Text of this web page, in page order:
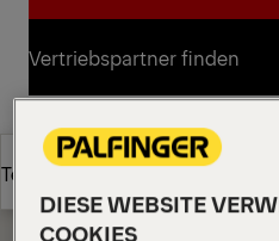
Angebot anfordern
Vertriebspartner finden
Vertriebspartner finden
Technische Daten
Diagramme
DIESE WEBSITE
COOKIES